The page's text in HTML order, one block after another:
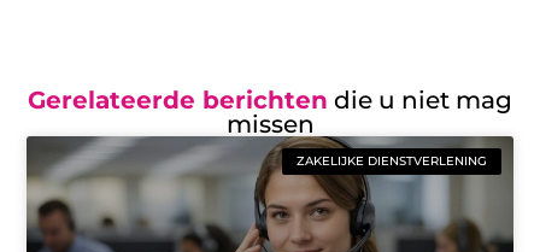
Gerelateerde berichten die u niet mag
missen
ZAKELIJKE DIENSTVERLENING